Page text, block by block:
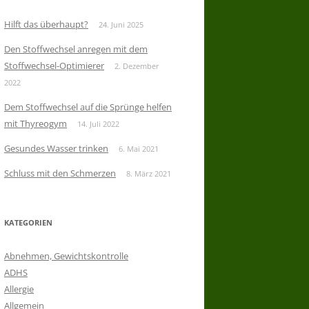
Hilft das überhaupt? 24. Juni 2025
Den Stoffwechsel anregen mit dem
Stoffwechsel-Optimierer
2. Dezember
2022
Dem Stoffwechsel auf die Sprünge helfen
mit Thyreogym
14. Juli 2022
Gesundes Wasser trinken 6. Mai 2021
Schluss mit den Schmerzen 8. März 2021
KATEGORIEN
Abnehmen, Gewichtskontrolle
ADHS
Allergie
Allgemein